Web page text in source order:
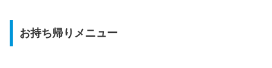
お持ち帰りメニュー